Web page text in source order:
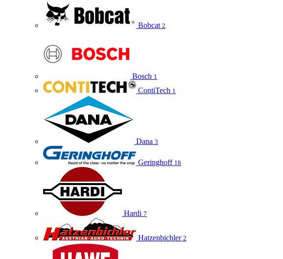
Bobcat 2
Bosch 1
ContiTech 1
Dana 3
Geringhoff 18
Hardi 7
Hatzenbichler 2